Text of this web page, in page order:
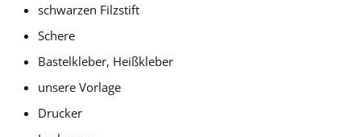
schwarzen Filzstift
Schere
Bastelkleber, Heißkleber
unsere Vorlage
Drucker